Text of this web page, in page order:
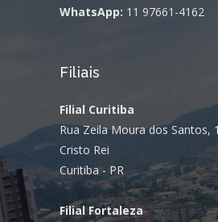
WhatsApp: 11 97661-4162
Filiais
Filial Curitiba
Rua Zeila Moura dos Santos,
Cristo Rei
Curitiba - PR
Filial Fortaleza